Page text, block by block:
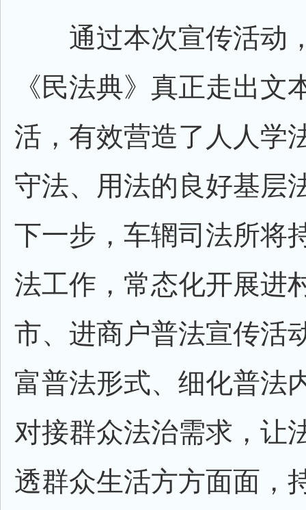
通过本次宣传活动
《民法典》真正走出文
活，有效营造了人人学
守法、用法的良好基层
下一步，车辋司法所将
法工作，常态化开展进
市、进商户普法宣传活
富普法形式、细化普法
对接群众法治需求，让
透群众生活方方面面，